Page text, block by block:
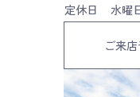
定休日
水曜
ご来